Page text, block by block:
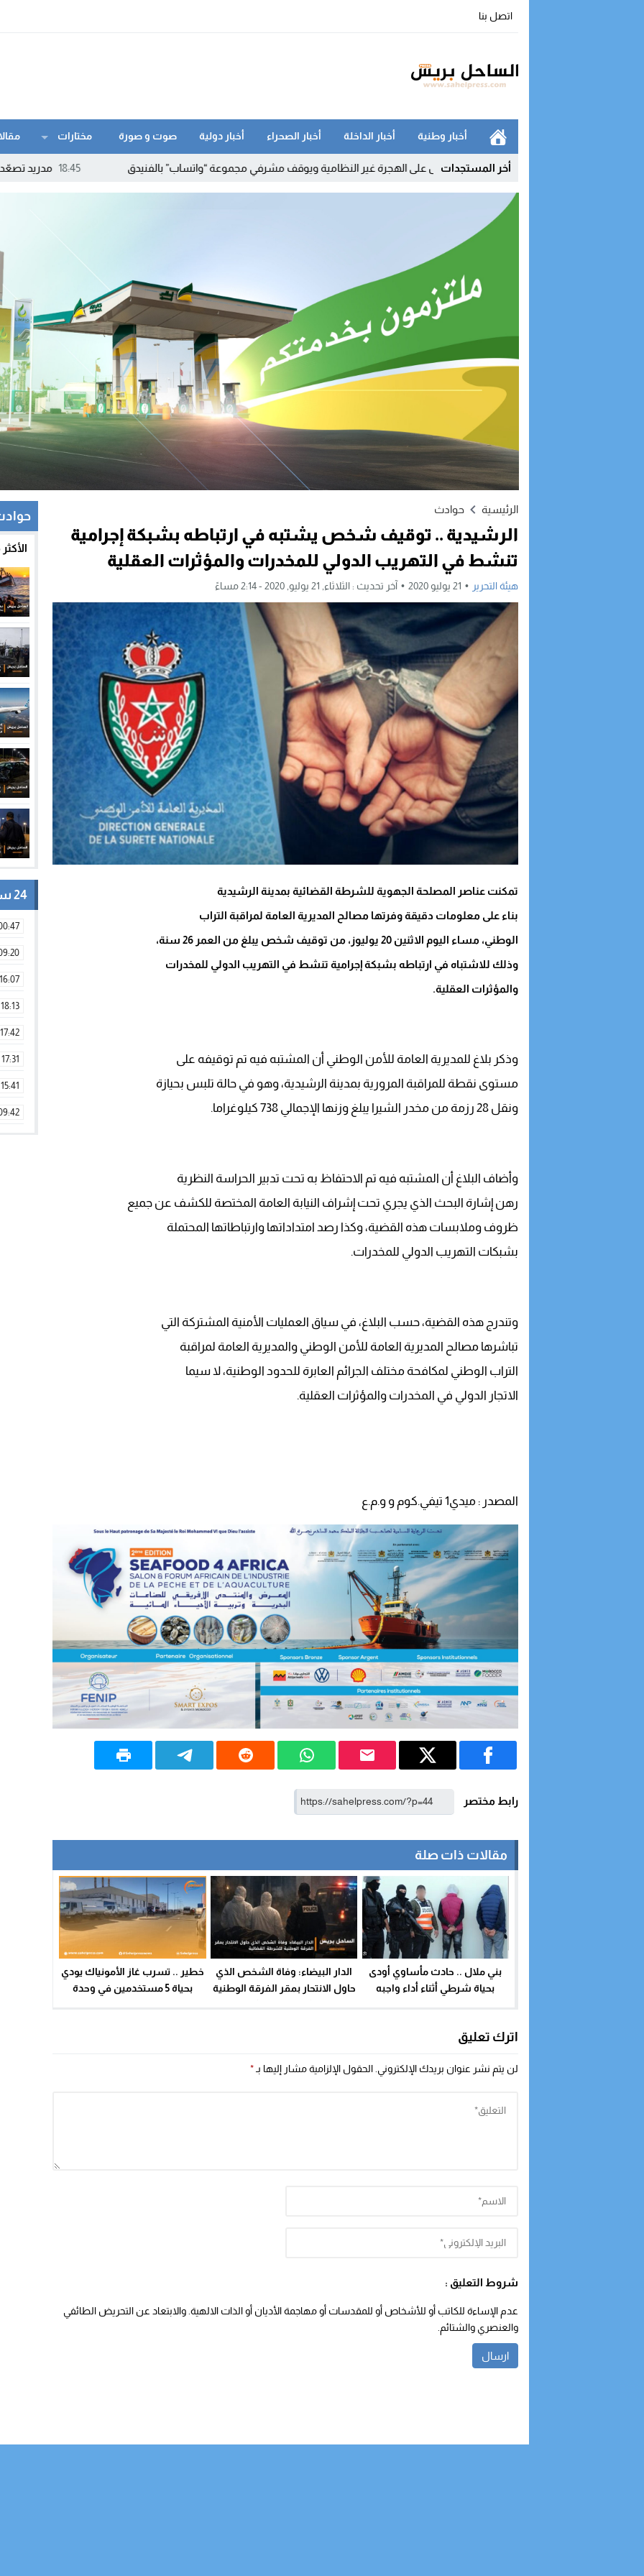
اتصل بنا
أخبار وطنية أخبار الداخلة أخبار الصحراء أخبار دولية صوت و صورة مختارات
أخر المستجدات 18:45 مدريد تصعّد ضد روما.. يفكك شبكة رقمية للتحريض على الهجرة غير النظامية ويوقف مشرفي مجموعة “واتساب” بالفنيدق
الرئيسية حوادث
الرشيدية .. توقيف شخص يشتبه في ارتباطه بشبكة إجرامية
تنشط في التهريب الدولي للمخدرات والمؤثرات العقلية
هيئة التحرير 21 يوليو 2020 آخر تحديث : الثلاثاء, 21 يوليو, 2020 - 2:14 مساءً
تمكنت عناصر المصلحة الجهوية للشرطة القضائية بمدينة الرشيدية
بناء على معلومات دقيقة وفرتها مصالح المديرية العامة لمراقبة التراب
الوطني، مساء اليوم الاثنين 20 يوليوز، من توقيف شخص يبلغ من العمر 26 سنة،
وذلك للاشتباه في ارتباطه بشبكة إجرامية تنشط في التهريب الدولي للمخدرات
والمؤثرات العقلية.
وذكر بلاغ للمديرية العامة للأمن الوطني أن المشتبه فيه تم توقيفه على
مستوى نقطة للمراقبة المرورية بمدينة الرشيدية، وهو في حالة تلبس بحيازة
ونقل 28 رزمة من مخدر الشيرا يبلغ وزنها الإجمالي 738 كيلوغراما.
وأضاف البلاغ أن المشتبه فيه تم الاحتفاظ به تحت تدبير الحراسة النظرية
رهن إشارة البحث الذي يجري تحت إشراف النيابة العامة المختصة للكشف عن جميع
ظروف وملابسات هذه القضية، وكذا رصد امتداداتها وارتباطاتها المحتملة
بشبكات التهريب الدولي للمخدرات.
وتندرج هذه القضية، حسب البلاغ، في سياق العمليات الأمنية المشتركة التي
تباشرها مصالح المديرية العامة للأمن الوطني والمديرية العامة لمراقبة
التراب الوطني لمكافحة مختلف الجرائم العابرة للحدود الوطنية، لا سيما
الاتجار الدولي في المخدرات والمؤثرات العقلية.
المصدر : ميدي1 تيفي.كوم و و.م.ع
رابط مختصر
مقالات ذات صلة
بني ملال .. حادث مأساوي أودى
بحياة شرطي أثناء أداء واجبه
الدار البيضاء: وفاة الشخص الذي
حاول الانتحار بمقر الفرقة الوطنية
خطير .. تسرب غاز الأمونياك يودي
بحياة 5 مستخدمين في وحدة
اترك تعليق
لن يتم نشر عنوان بريدك الإلكتروني. الحقول الإلزامية مشار إليها بـ *
شروط التعليق :
عدم الإساءة للكاتب أو للأشخاص أو للمقدسات أو مهاجمة الأديان أو الذات الالهية. والابتعاد عن التحريض الطائفي
والعنصري والشتائم.
24 ساعة
16:07
18:13
17:42
17:31
15:41